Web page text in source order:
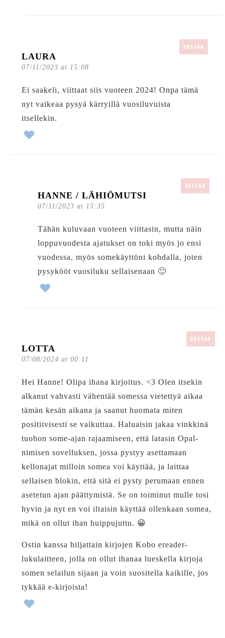
LAURA
07/11/2023 at 15:08
VASTAA
Ei saakeli, viittaat siis vuoteen 2024! Onpa tämä
nyt vaikeaa pysyä kärryillä vuosiluvuista
itsellekin.
HANNE / LÄHIÖMUTSI
07/11/2023 at 15:35
VASTAA
Tähän kuluvaan vuoteen viittasin, mutta näin
loppuvuodesta ajatukset on toki myös jo ensi
vuodessa, myös somekäyttöni kohdalla, joten
pysykööt vuosiluku sellaisenaan 🙂
LOTTA
07/08/2024 at 00:11
VASTAA
Hei Hanne! Olipa ihana kirjoitus. <3 Olen itsekin
alkanut vahvasti vähentää somessa vietettyä aikaa
tämän kesän aikana ja saanut huomata miten
positiivisesti se vaikuttaa. Haluaisin jakaa vinkkinä
tuohon some-ajan rajaamiseen, että latasin Opal-
nimisen sovelluksen, jossa pystyy asettamaan
kellonajat milloin somea voi käyttää, ja laittaa
sellaisen blokin, että sitä ei pysty perumaan ennen
asetetun ajan päättymistä. Se on toiminut mulle tosi
hyvin ja nyt en voi iltaisin käyttää ollenkaan somea,
mikä on ollut ihan huippujuttu. 😀
Ostin kanssa hiljattain kirjojen Kobo ereader-
lukulaitteen, jolla on ollut ihanaa lueskella kirjoja
somen selailun sijaan ja voin suositella kaikille, jos
tykkää e-kirjoista!